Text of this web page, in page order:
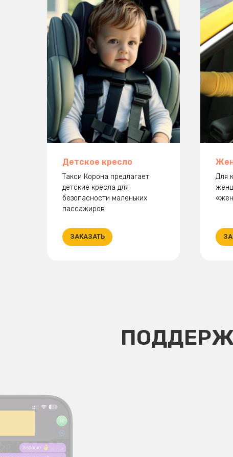
Детское кресло
Такси Корона предлагает
детские кресла для
безопасности маленьких
пассажиров
ЗАКАЗАТЬ
Для